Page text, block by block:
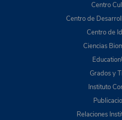
Centro
Centro de
Centro de
Ciencias
Grados y
Instituto
Relaciones